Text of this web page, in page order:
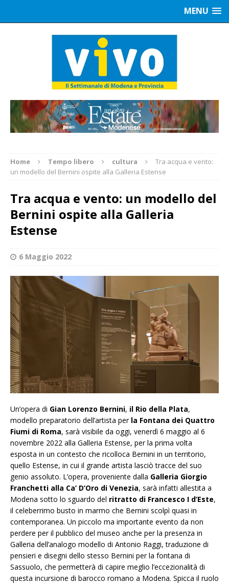
MENU
Home Tempo libero cultura
Tra acqua e vento:
un modello del Bernini ospite alla Galleria Estense
Tra acqua e vento: un modello del
Bernini ospite alla Galleria
Estense
6 Maggio 2022
Un’opera di Gian Lorenzo Bernini, il Rio della Plata,
modello preparatorio dell’artista per la Fontana dei Quattro
Fiumi di Roma, sarà visibile da oggi, venerdì 6 maggio al 6
novembre 2022 alla Galleria Estense, per la prima volta
esposta in un contesto che ricolloca Bernini in un territorio,
quello Estense, in cui il grande artista lasciò tracce del suo
genio assoluto. L’opera, proveniente dalla Galleria Giorgio
Franchetti alla Ca’ D’Oro di Venezia, sarà infatti allestita a
Modena sotto lo sguardo del ritratto di Francesco I d’Este,
il celeberrimo busto in marmo che Bernini scolpì quasi in
contemporanea. Un piccolo ma importante evento da non
perdere per il pubblico del museo anche per la presenza in
Galleria dell’analogo modello di Antonio Raggi, traduzione di
pensieri e disegni dello stesso Bernini per la fontana di
Sassuolo, che permetterà di capire meglio l’eccezionalità di
questa incursione di barocco romano a Modena. Spicca il ruolo